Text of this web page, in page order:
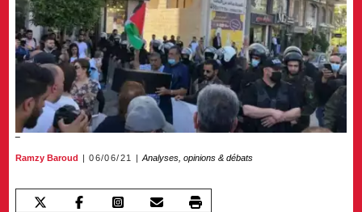
Ramzy Baroud 06/06/21 Analyses, opinions & débats